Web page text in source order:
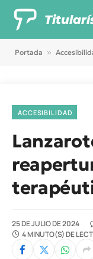
Portada »
ACCESIBILIDAD
25 DE JULIO DE 2024
4 MINUTO(S) DE